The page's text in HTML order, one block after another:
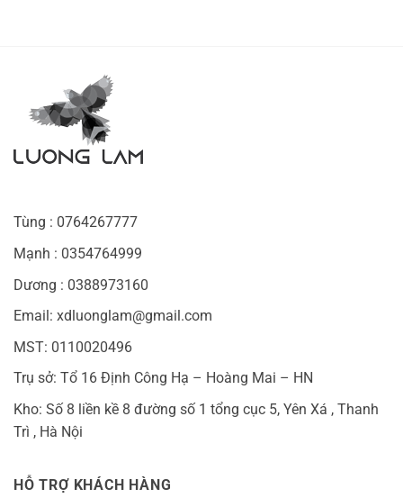
Tùng : 0764267777
Mạnh : 0354764999
Dương : 0388973160
Email: xdluonglam@gmail.com
MST: 0110020496
Trụ sở: Tổ 16 Định Công Hạ – Hoàng Mai – HN
Kho: Số 8 liền kề 8 đường số 1 tổng cục 5, Yên Xá , Thanh
Trì , Hà Nội
HỖ TRỢ KHÁCH HÀNG